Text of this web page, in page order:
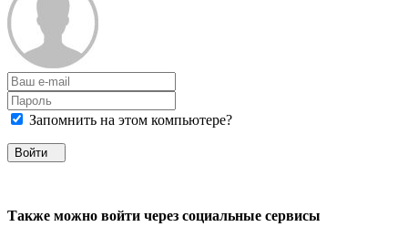
Запомнить на этом компьютере?
Войти
Также можно войти через социальные сервисы